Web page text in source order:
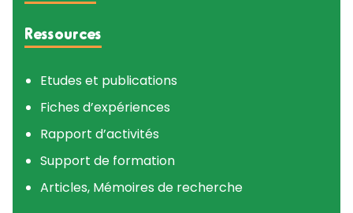
Ressources
Etudes et publications
Fiches d’expériences
Rapport d’activités
Support de formation
Articles, Mémoires de recherche